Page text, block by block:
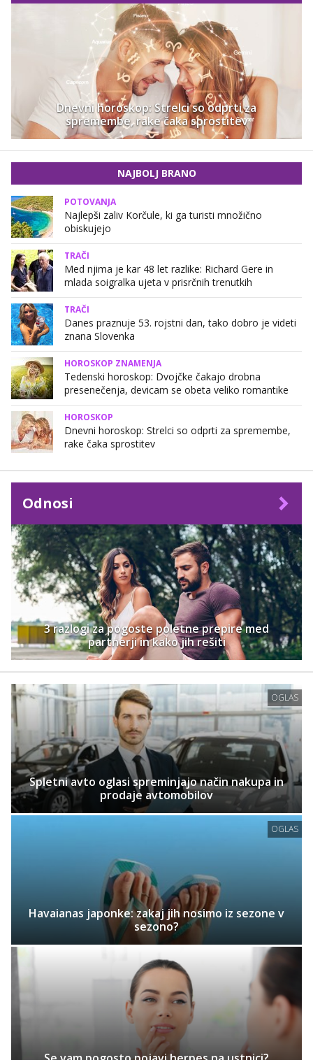
Dnevni horoskop: Strelci so odprti za
spremembe, rake čaka sprostitev
NAJBOLJ BRANO
POTOVANJA
Najlepši zaliv Korčule, ki ga turisti množično
obiskujejo
TRAČI
Med njima je kar 48 let razlike: Richard Gere in
mlada soigralka ujeta v prisrčnih trenutkih
TRAČI
Danes praznuje 53. rojstni dan, tako dobro je videti
znana Slovenka
HOROSKOP ZNAMENJA
Tedenski horoskop: Dvojčke čakajo drobna
presenečenja, devicam se obeta veliko romantike
HOROSKOP
Dnevni horoskop: Strelci so odprti za spremembe,
rake čaka sprostitev
Odnosi
3 razlogi za pogoste poletne prepire med
partnerji in kako jih rešiti
OGLAS
Spletni avto oglasi spreminjajo način nakupa in
prodaje avtomobilov
OGLAS
Havaianas japonke: zakaj jih nosimo iz sezone v
sezono?